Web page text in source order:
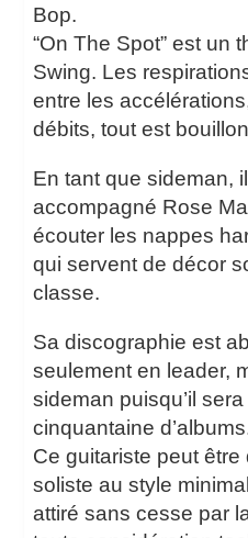
Bop.
“On The Spot” est un
Swing. Les
entre les
débits, tout est
En tant que sideman,
accompagné Rose
écouter les nappes
qui servent de décor
classe.
Sa discographie est
seulement en leader,
sideman puisqu’il
cinquantaine
Ce guitariste peut
soliste au style
attiré sans cesse par